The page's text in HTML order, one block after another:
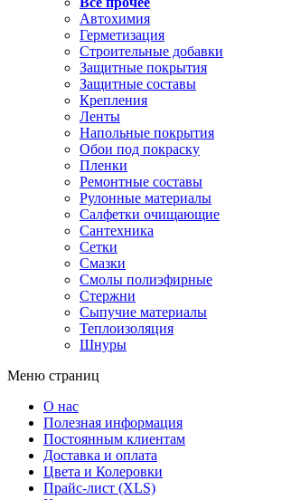
Автохимия
Герметизация
Строительные добавки
Защитные покрытия
Защитные составы
Крепления
Ленты
Напольные покрытия
Обои под покраску
Пленки
Ремонтные составы
Рулонные материалы
Салфетки очищающие
Сантехника
Сетки
Смазки
Смолы полиэфирные
Стержни
Сыпучие материалы
Теплоизоляция
Шнуры
Меню страниц
О нас
Полезная информация
Постоянным клиентам
Доставка и оплата
Цвета и Колеровки
Прайс-лист (XLS)